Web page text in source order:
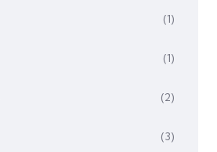
(1)
(1)
(2)
(3)